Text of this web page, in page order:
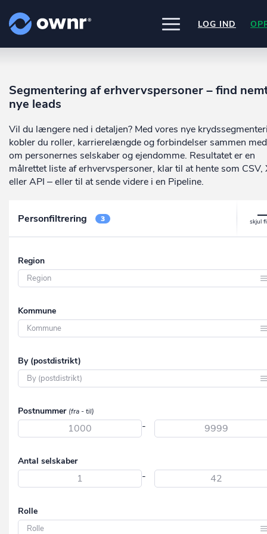
PRODUKTER
ownr Insights
Kassevis af data sat i system
ownr Ajour
Hold dig opdateret og compliant
ownr Pipeline
ownr Segmentering
Identificer salgsklare kundeemner
Bygnings- og Boligregisteret
Geodatastyrelsen
Vurderingsstyrelsen
Danmarks adresser
Mange flere på vej
INTEGRATIONER
Pipedrive
Kommer snart
ownr API
Kun fantasien sætter grænsen
Ownr ajour goes supersonic
Data i begge retninger
Ownr opdatere ikke bare dine
systemer, vi giver dig også
innovative produkter somPipeline
Ajour.
PRISER
OM OWNR
LOG IND
Segmentering af erhvervspersoner – find
nye leads
Vil du længere ned i detaljen? Med vores nye
kobler du roller, karrierelængde og forbindelser sammen
om personernes selskaber og ejendomme. Resultatet er en
målrettet liste af erhvervspersoner, klar til at hente som CSV,
eller API – eller til at sende videre i en Pipeline.
Personfiltrering 3
Region
Region Midtjylland
Region Nordjylland
Region Syddanmark
Region Sjælland
Kommune
Aalborg
Aarhus
Albertslund
Allerød
Assens
Bornholm
By (postdistrikt)
Aabybro
Aakirkeby
Aalborg
Aalborg SV
Aalborg Øst
Postnummer (fra - til)
-
Antal selskaber
-
Rolle